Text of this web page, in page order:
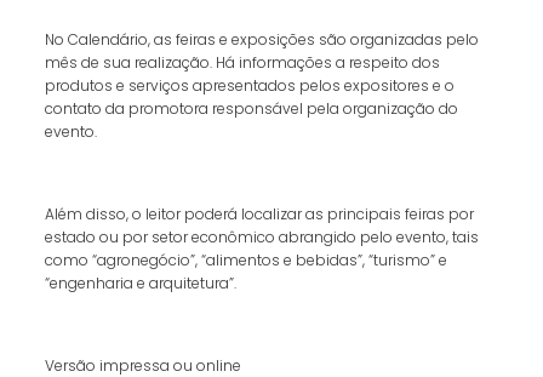
No Calendário, as feiras e exposições são organizadas pelo
mês de sua realização. Há informações a respeito dos
produtos e serviços apresentados pelos expositores e o
contato da promotora responsável pela organização do
evento.
Além disso, o leitor poderá localizar as principais feiras por
estado ou por setor econômico abrangido pelo evento, tais
como “agronegócio”, “alimentos e bebidas”, “turismo” e
“engenharia e arquitetura”.
Versão impressa ou online